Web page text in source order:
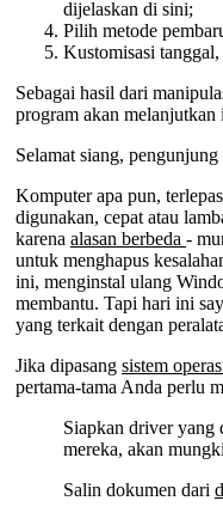
dijelaskan di sini;
Pilih metode
Kustomisasi
Sebagai hasil dari
program akan
Selamat siang,
Komputer apa pun,
digunakan, cepat atau
karena alasan berbeda -
untuk menghapus
ini, menginstal ulang
membantu. Tapi hari ini
yang terkait dengan
Jika dipasang sistem
pertama-tama Anda perlu
Siapkan driver yang
mereka, akan
Salin dokumen dari